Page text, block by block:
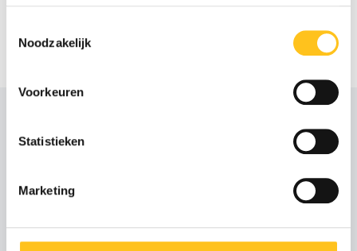
Noodzakelijk
Voorkeuren
Statistieken
Marketing